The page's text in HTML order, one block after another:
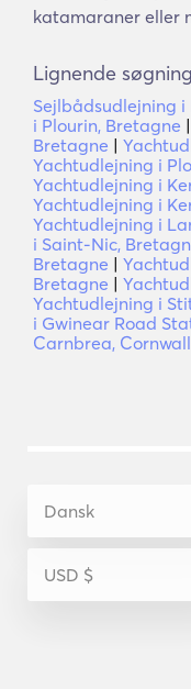
katamaraner eller
Lignende
Sejlbådsudlejning
i Plourin, Bretagne |
Bretagne |
Yachtudlejning i
Yachtudlejning i
Yachtudlejning i
Yachtudlejning i
i Saint-Nic,
Bretagne |
Bretagne |
Yachtudlejning i
i Gwinear Road
Carnbrea, Cornwall